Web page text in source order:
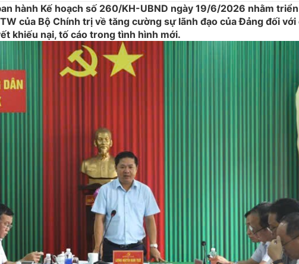
hành Kế hoạch số 260/KH-UBND ngày 19/6/2026 nhằm
của Bộ Chính trị về tăng cường sự lãnh đạo của Đảng đối
khiếu nại, tố cáo trong tình hình mới.